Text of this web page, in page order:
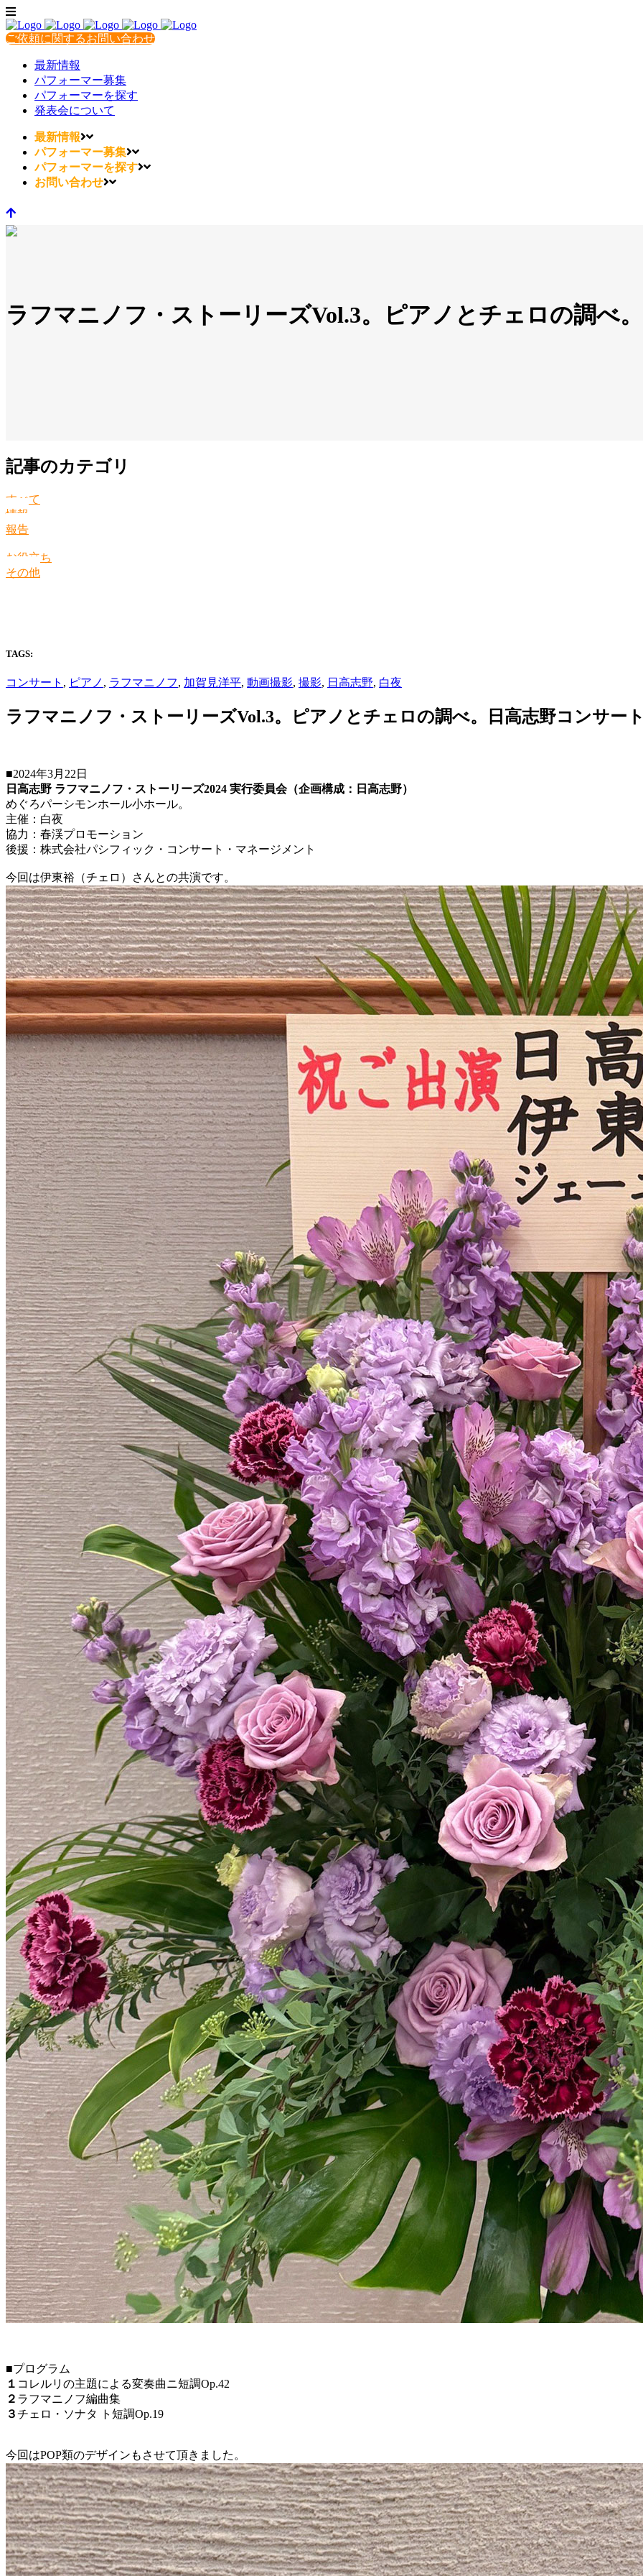
ご依頼に関するお問い合わせ
最新情報
パフォーマー募集
パフォーマーを探す
発表会について
最新情報
パフォーマー募集
パフォーマーを探す
お問い合わせ
ラフマニノフ・ストーリーズVol.3。ピアノとチェロの調べ
記事のカテゴリ
すべて
情報
報告
お役立ち
その他
TAGS:
コンサート , ピアノ , ラフマニノフ, 加賀見洋平, 動画撮影, 撮影, 日高志野, 白夜
ラフマニノフ・ストーリーズVol.3。ピアノとチェロの調べ。日高志野コンサー
■2024年3月22日
日高志野 ラフマニノフ・ストーリーズ2024 実行委員会（企画構成：日高志野）
めぐろパーシモンホール小ホール。
主催：白夜
協力：春渓プロモーション
後援：株式会社パシフィック・コンサート・マネージメント
今回は伊東裕（チェロ）さんとの共演です。
■プログラム
１ コレルリの主題による変奏曲ニ短調Op.42
２ ラフマニノフ編曲集
３チェロ・ソナタ ト短調Op.19
今回はPOP類のデザインもさせて頂きました。